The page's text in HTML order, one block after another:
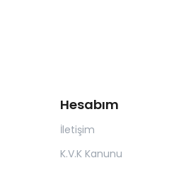
Hesabım
İletişim
K.V.K Kanunu